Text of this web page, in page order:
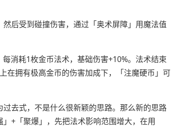
后受到碰撞伤害，通过「奥术屏障」用魔法值
消耗1枚金币法术，基础伤害+10%。法术结束
在拥有极高金币的伤害加成下，「注魔硬币」可
去式，不是什么很新颖的思路。那么新的思路
+「聚爆」，先把法术影响范围增大，在用